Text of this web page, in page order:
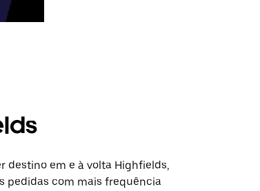
destino em e à volta Highfields,
pedidas com mais frequência